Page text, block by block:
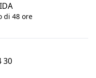
di 48 ore
30